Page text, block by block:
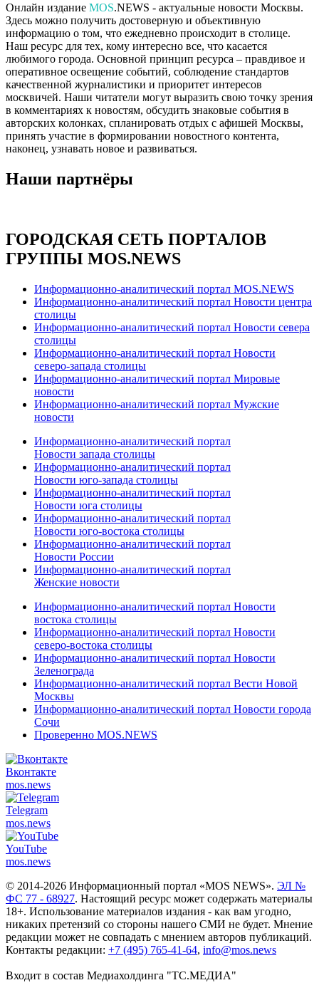
Онлайн издание MOS.NEWS - актуальные новости Москвы.
Здесь можно получить достоверную и объективную
информацию о том, что ежедневно происходит в столице.
Наш ресурс для тех, кому интересно все, что касается
любимого города. Основной принцип ресурса – правдивое и
оперативное освещение событий, соблюдение стандартов
качественной журналистики и приоритет интересов
москвичей. Наши читатели могут выразить свою точку зрения
в комментариях к новостям, обсудить знаковые события в
авторских колонках, спланировать отдых с афишей Москвы,
принять участие в формировании новостного контента,
наконец, узнавать новое и развиваться.
Наши партнёры
ГОРОДСКАЯ СЕТЬ ПОРТАЛОВ
ГРУППЫ MOS.NEWS
Информационно-аналитический портал MOS.NEWS
Информационно-аналитический портал Новости центра
столицы
Информационно-аналитический портал Новости севера
столицы
Информационно-аналитический портал Новости
северо-запада столицы
Информационно-аналитический портал Мировые
новости
Информационно-аналитический портал Мужские
новости
Информационно-аналитический портал
Новости запада столицы
Информационно-аналитический портал
Новости юго-запада столицы
Информационно-аналитический портал
Новости юга столицы
Информационно-аналитический портал
Новости юго-востока столицы
Информационно-аналитический портал
Новости России
Информационно-аналитический портал
Женские новости
Информационно-аналитический портал Новости
востока столицы
Информационно-аналитический портал Новости
северо-востока столицы
Информационно-аналитический портал Новости
Зеленограда
Информационно-аналитический портал Вести Новой
Москвы
Информационно-аналитический портал Новости города
Сочи
Проверенно MOS.NEWS
Вконтакте
mos.news
Telegram
mos.news
YouTube
mos.news
© 2014-2026 Информационный портал «MOS NEWS». ЭЛ №
ФС 77 - 68927. Настоящий ресурс может содержать материалы
18+. Использование материалов издания - как вам угодно,
никаких претензий со стороны нашего СМИ не будет. Мнение
редакции может не совпадать с мнением авторов публикаций.
Контакты редакции: +7 (495) 765-41-64, info@mos.news
Входит в состав Медиахолдинга "ТС.МЕДИА"